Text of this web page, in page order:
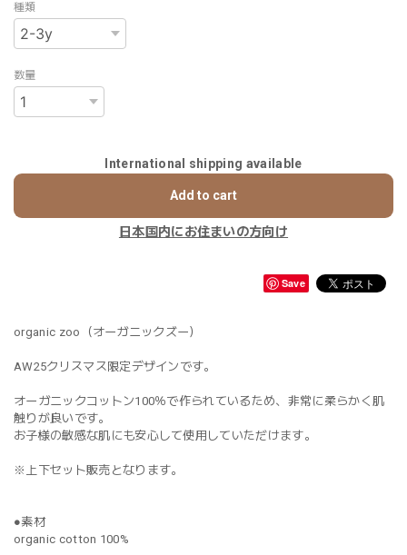
種類
数量
International shipping available
Add to cart
日本国内にお住まいの方向け
Save
organic zoo（オーガニックズー）
AW25クリスマス限定デザインです。
オーガニックコットン100％で作られているため、非常に柔らかく肌
触りが良いです。
お子様の敏感な肌にも安心して使用していただけます。
※上下セット販売となります。
●素材
organic cotton 100%